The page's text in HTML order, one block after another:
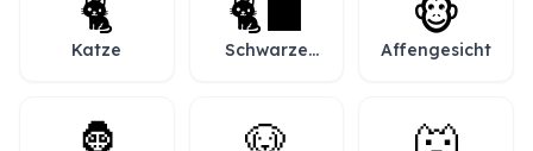
🐈
Katze
🐈‍⬛
Schwarze
🐵
Affengesicht
🦍 🐶 🐺